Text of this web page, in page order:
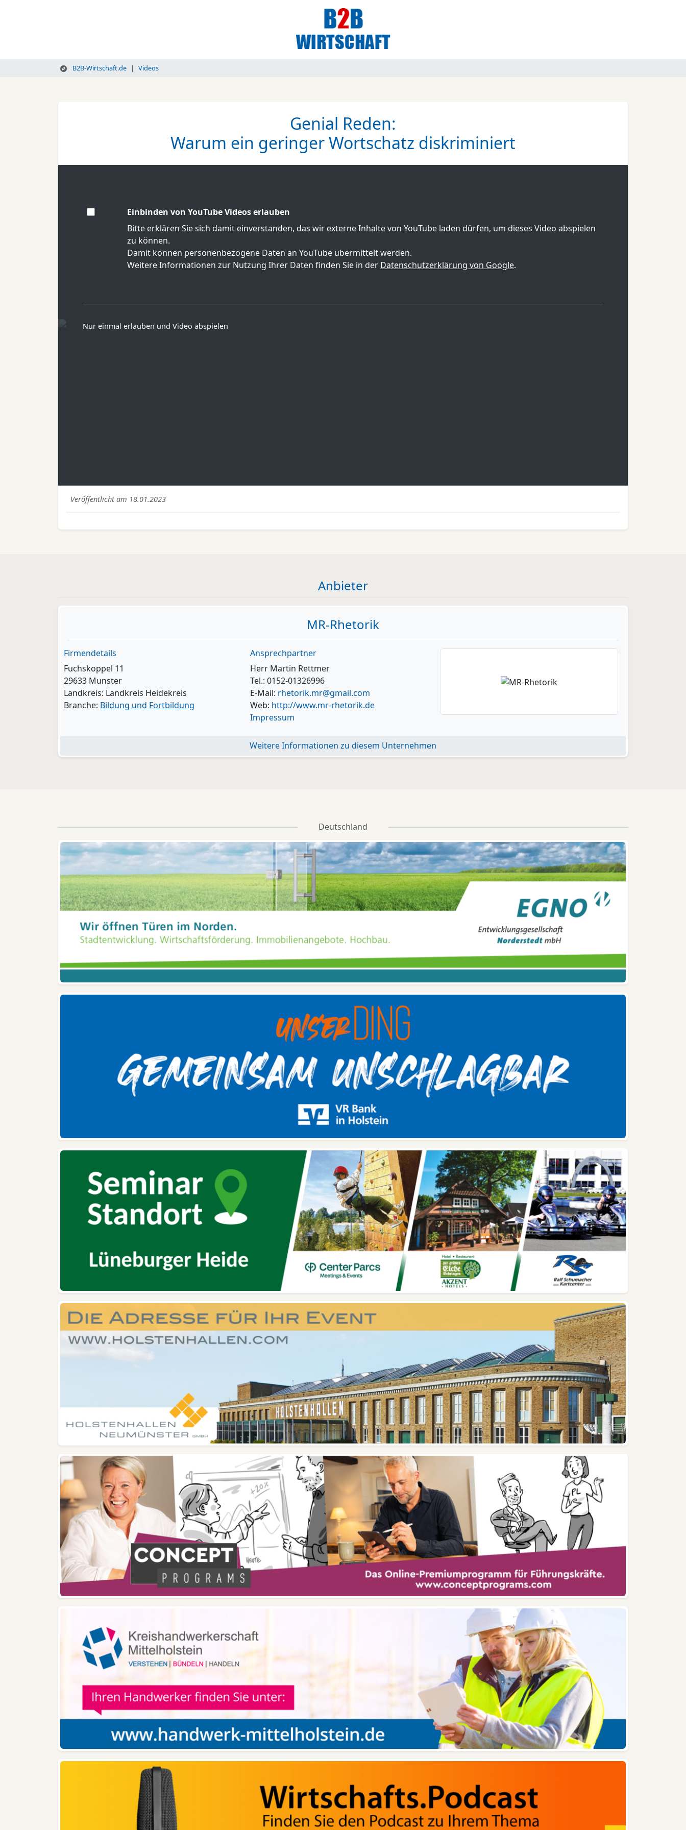
B2B-Wirtschaft.de Videos
Genial Reden:
Warum ein geringer Wortschatz diskriminiert
Einbinden von YouTube Videos erlauben
Bitte erklären Sie sich damit einverstanden, das wir externe Inhalte von YouTube laden dürfen, um dieses Video abspielen
zu können.
Damit können personenbezogene Daten an YouTube übermittelt werden.
Weitere Informationen zur Nutzung Ihrer Daten finden Sie in der Datenschutzerklärung von Google.
Nur einmal erlauben und Video abspielen
Veröffentlicht am 18.01.2023
Anbieter
MR-Rhetorik
Firmendetails
Fuchskoppel 11
29633 Munster
Landkreis: Landkreis Heidekreis
Branche: Bildung und Fortbildung
Ansprechpartner
Herr Martin Rettmer
Tel.: 0152-01326996
E-Mail: rhetorik.mr@gmail.com
Web: http://www.mr-rhetorik.de
Impressum
Weitere Informationen zu diesem Unternehmen
Deutschland